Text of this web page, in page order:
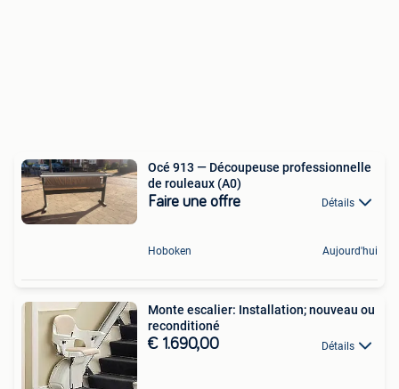
Océ 913 — Découpeuse professionnelle
de rouleaux (A0)
Faire une offre Détails
Hoboken Aujourd'hui
Monte escalier: Installation; nouveau ou
reconditioné
€ 1.690,00 Détails